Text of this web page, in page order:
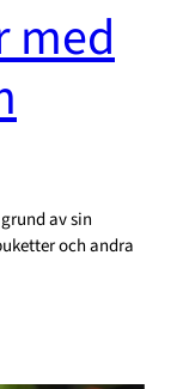
med
av sin
och andra